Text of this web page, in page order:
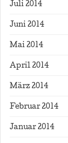
Juli 2014
Juni 2014
Mai 2014
April 2014
März 2014
Februar 2014
Januar 2014